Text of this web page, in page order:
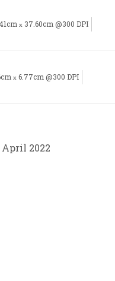
x 37.60cm @300 DPI
x 6.77cm @300 DPI
2022